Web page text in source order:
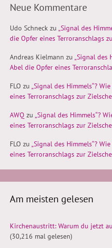
Neue Kommentare
Udo Schneck zu „Signal des
die Opfer eines Terroranschlags
Andreas Kielmann zu „Signal des
Abel die Opfer eines
FLO zu „Signal des Himmels“?
eines Terroranschlags zur
AWQ zu „Signal des Himmels“?
eines Terroranschlags zur
FLO zu „Signal des Himmels“?
eines Terroranschlags zur
Am meisten gelesen
Kirchenaustritt: Warum du jetzt
(30,216 mal gelesen)